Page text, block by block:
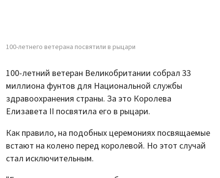
100-летнего ветерана посвятили в рыцари
100-летний ветеран Великобритании собрал 33
миллиона фунтов для Национальной службы
здравоохранения страны. За это Королева
Елизавета II посвятила его в рыцари.
Как правило, на подобных церемониях посвящаемые
встают на колено перед королевой. Но этот случай
стал исключительным.